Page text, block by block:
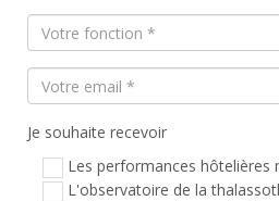
Je souhaite recevoir
Les performances hôtelières
L'observatoire de la